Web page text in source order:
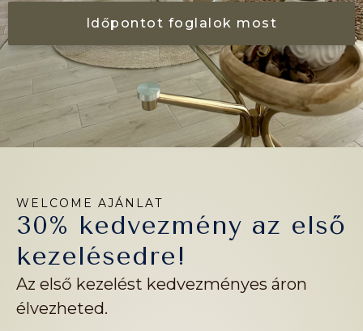
Időpontot foglalok most
WELCOME AJÁNLAT
30% kedvezmény az első
kezelésedre!
Az első kezelést kedvezményes áron
élvezheted.